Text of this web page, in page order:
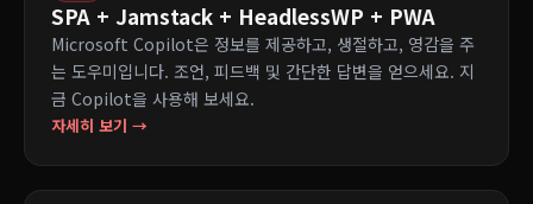
SPA + Jamstack + HeadlessWP + PWA
Microsoft Copilot은 정보를 제공하고, 생절하고, 영감을 주
는 도우미입니다. 조언, 피드백 및 간단한 답변을 얻으세요. 지
금 Copilot을 사용해 보세요.
자세히 보기 →